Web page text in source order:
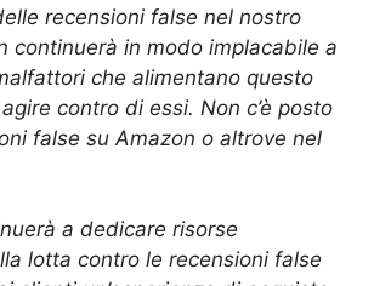
recensioni false nel nostro
continuerà in modo implacabile a
che alimentano questo
contro di essi. Non c’è posto
false su Amazon o altrove nel
a dedicare risorse
lotta contro le recensioni false